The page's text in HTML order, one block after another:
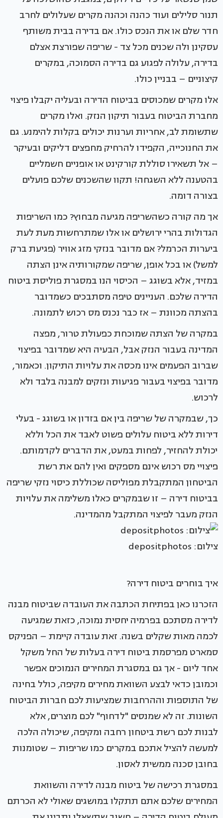
תנור סלילים ועוד כהנה וכהנה מקרים שעלולים לחרב
חדר שלם או את הנכס כולו. אם בדירה בבית משותף
עסקינן ולה שכנים מכל צד - שריפה שפורצת אצלם
בדירה, עלולה לפגוע גם בדירה הסמוכה, במקרים
קיצוניים – בבניין כולו.
אלו מקרים שמכוסים בביטוח הדירה ובעליה יקבלו פיצוי
מחברת הביטוח בעבור תיקון הנזק. ואלו מקרים
שתשומת לב, אחריות וערנות יכולים בקלות להימנע. גם
את החנוכייה, הקפידו להרחיק מחפצים דליקים ובעיקר
– אל תשאירו סוללת קורקינט או אופניים חשמליים
בהטענה ללא השגחה! תקוו שהשכנים שלכם פועלים
בצורה דומה.
אך מה קורה כשהשריפה מגיעה מבחוץ? כמו השריפות
הגדולות בהרי ירושלים או אלו שמתרחשות מעת לעת
ביערות הכרמל? אם מדובר בנזקי מזג אוויר (פגיעת ברק
למשל) או בכל אופן, שריפה שמקורותיה אינן הצתה
במזיד, אלא בשוגג – הכיסוי הנו במסגרת פוליסת ביטוח
הדירה שלכם. העניינים טיפה מסתבכים כשמדובר
בהצתה מכוונת – אז כבר נכנס מס רכוש לתמונה.
במקרה של הצתה שמוכחת כפעולת טרור, מפצה
המדינה בעבור הנזק אבל, הבעיה היא שמדובר בפיצוי
שברוב הפעמים אינו מכסה את עלויות התיקון. וכאמור,
מדובר בפיצוי בעבור פגיעות ונזקים למבנה בלבד ולא
לרכוש.
כך, שבמקרה של שריפה בין אם בזדון או בשוגג - בעלי
דירות ללא ביטוח עלולים פשוט לאבד את הכל וללא
יכולת להחזיר, לפחות במעט, את הדברים לקדמותם.
פיצויי מס רכוש אינם מספקים ואין להם את רשת
הביטחון המתקבלת מפוליסה שכוללתכיסוי נזקי שריפה
בביטוח דירה – זו שבמקרים כאלו משלימה את עלויות
הנזק מעבר לפיצוי המתקבל מהמדינה.
צילום: depositphotos
איך בוחרים ביטוח דירה?
הזכרנו כאן בפתיחת הכתבה את העובדה שביטוח מבנה
לדירה מסתכם בפרמיה יחסית נמוכה, כזאת שמגיעה
לכמה מאות שקלים בשנה. זאת עובדה קיימת – הפניקס
סמארט מפרסמת ביטוח דירה בעלות של החל משקל
אחד ליום - אך גם במסגרת המחירים הנמוכים אפשר
וכמובן כדאי לבצע השוואת מחירים מקיפה, כולל בחינה
של התוספות וההרחבות שמציעות לכם חברות הביטוח
השונות. זה לא שמנסים "לדחוף" לכם מוצרים, אלא
לבנות לכם רשת ביטחון רחבה ומקיפה, שיכולה הלכה
למעשה להציל אתכם במקרים כמו שריפות – שטומנות
בחובן סכנה ממשית לאסון.
במסגרת רכישה של ביטוח מבנה לדירה והשוואת
המחירים שלכם אתם תתקלו במושגים שאולי לא הכרתם